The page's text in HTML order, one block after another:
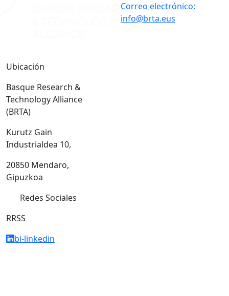
Ubicación
Basque Research &
Technology Alliance
(BRTA)
Kurutz Gain
Industrialdea 10,
20850 Mendaro,
Gipuzkoa
Correo electrónico:
info@brta.eus
Redes Sociales
RRSS
bi-linkedin